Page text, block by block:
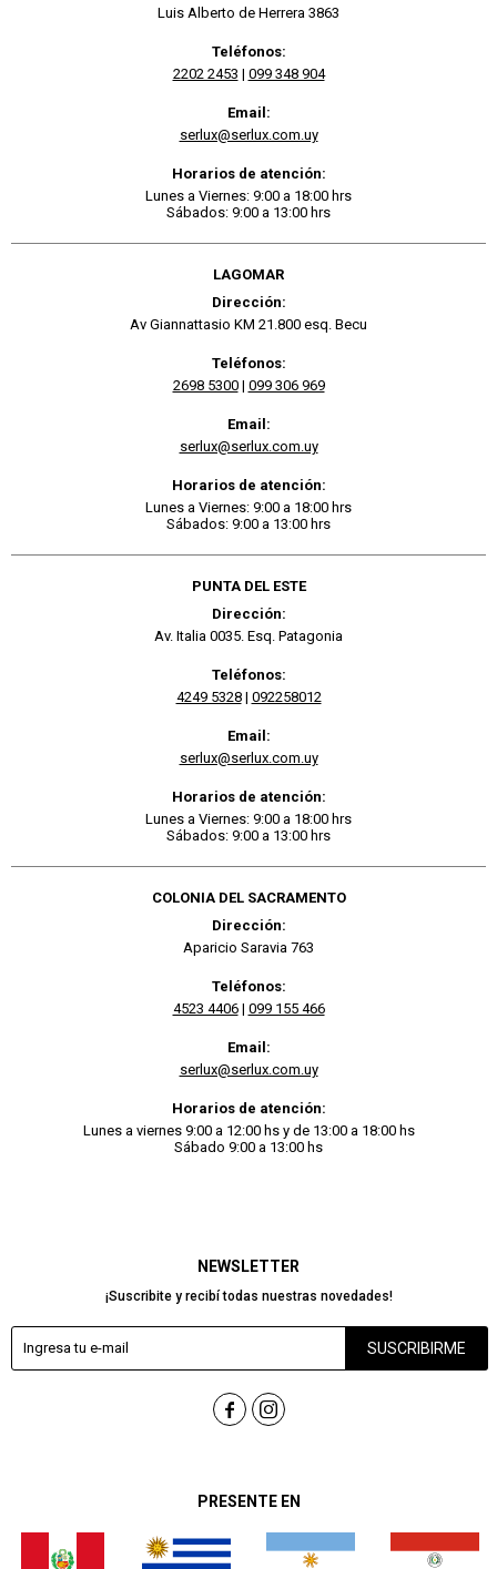
PRESENTE EN
NEWSLETTER
¡Suscribite y recibí todas nuestras novedades!
SUSCRIBIRME
 
Luis Alberto de Herrera 3863
Teléfonos:
2202 2453 | 099 348 904
Email:
serlux@serlux.com.uy
Horarios de atención:
Lunes a Viernes: 9:00 a 18:00 hrs
Sábados: 9:00 a 13:00 hrs
LAGOMAR
Dirección:
Av Giannattasio KM 21.800 esq. Becu
Teléfonos:
2698 5300| 099 306 969
Email:
serlux@serlux.com.uy
Horarios de atención:
Lunes a Viernes: 9:00 a 18:00 hrs
Sábados: 9:00 a 13:00 hrs
PUNTA DEL ESTE
Dirección:
Av. Italia 0035. Esq. Patagonia
Teléfonos:
4249 5328| 092258012
Email:
serlux@serlux.com.uy
Horarios de atención:
Lunes a Viernes: 9:00 a 18:00 hrs
Sábados: 9:00 a 13:00 hrs
COLONIA DEL SACRAMENTO
Dirección:
Aparicio Saravia 763
Teléfonos:
4523 4406| 099 155 466
Email:
serlux@serlux.com.uy
Horarios de atención:
Lunes a viernes 9:00 a 12:00 hs y de 13:00 a 18:00 hs
Sábado 9:00 a 13:00 hs